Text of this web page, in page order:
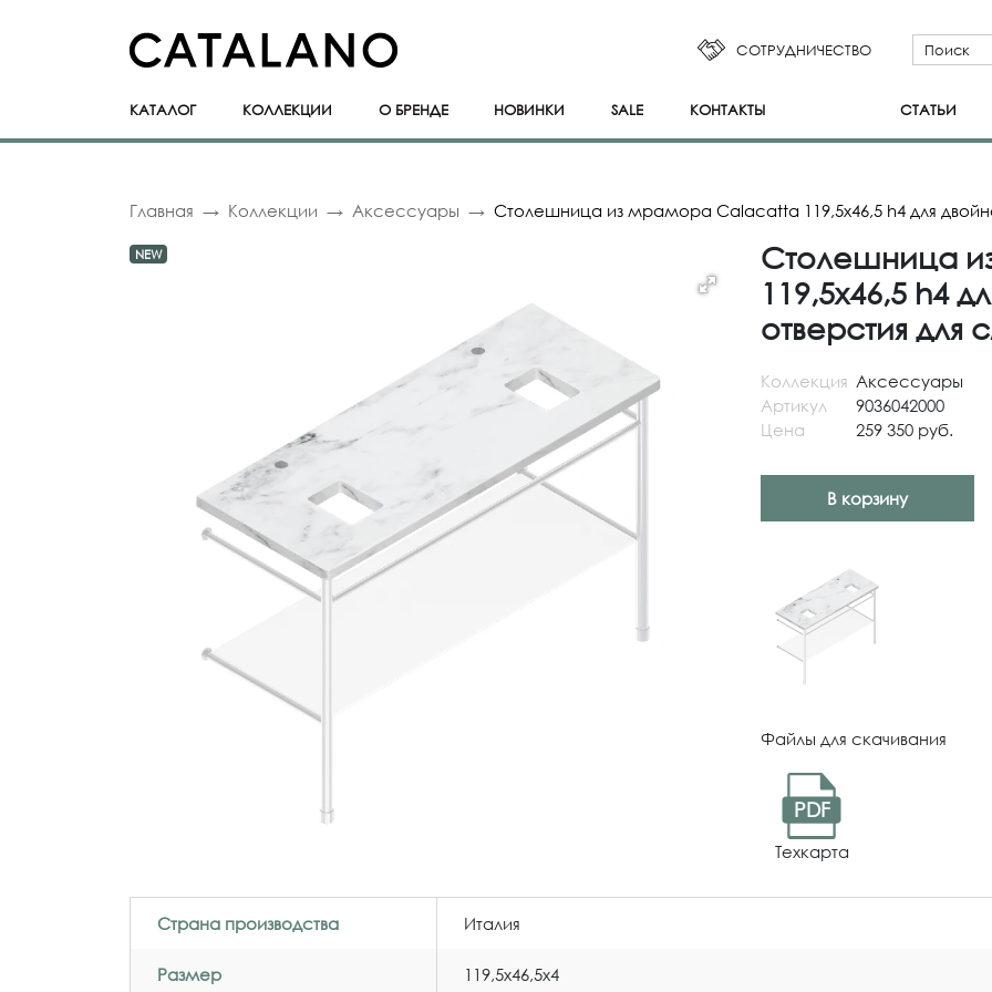
СОТРУДНИЧЕСТВО
КАТАЛОГ КОЛЛЕКЦИИ О БРЕНДЕ НОВИНКИ SALE КОНТАКТЫ СТАТЬИ
Главная Коллекции Аксессуары Столешница из мрамора Calacatta 119,5x46,5 h4 для
NEW
Столешница
119,5x46,5 h4
отверстия для
Коллекция Аксессуары
Артикул
9036042000
Цена
259 350 руб.
В корзину
Файлы для скачивания
PDF
Техкарта
Страна производства Италия
Размер 119,5x46,5x4